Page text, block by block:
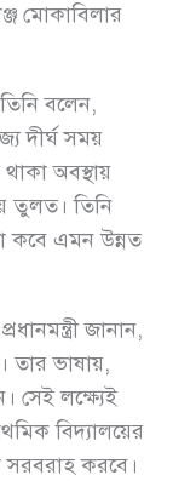
মোকাবিলার
বলেন,
দীর্ঘ সময়
অবস্থায়
তুলত। তিনি
কবে এমন উন্নত
জানান,
তার ভাষায়,
সেই লক্ষ্যেই
বিদ্যালয়ের
সরবরাহ করবে।